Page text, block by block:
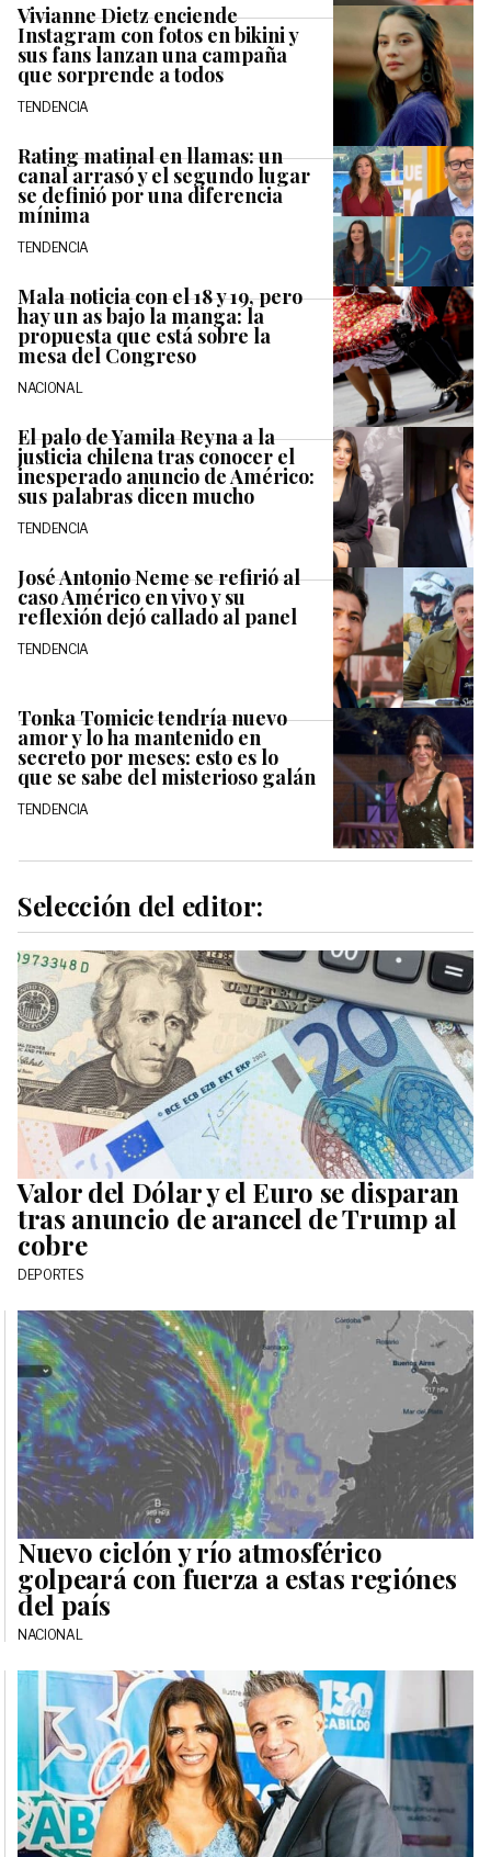
Vivianne Dietz enciende
Instagram con fotos en bikini y
sus fans lanzan una campaña
que sorprende a todos
TENDENCIA
Rating matinal en llamas: un
canal arrasó y el segundo lugar
se definió por una diferencia
mínima
TENDENCIA
Mala noticia con el 18 y 19, pero
hay un as bajo la manga: la
propuesta que está sobre la
mesa del Congreso
NACIONAL
El palo de Yamila Reyna a la
justicia chilena tras conocer el
inesperado anuncio de Américo:
sus palabras dicen mucho
TENDENCIA
José Antonio Neme se refirió al
caso Américo en vivo y su
reflexión dejó callado al panel
TENDENCIA
Tonka Tomicic tendría nuevo
amor y lo ha mantenido en
secreto por meses: esto es lo
que se sabe del misterioso galán
TENDENCIA
Selección del editor:
Valor del Dólar y el Euro se disparan
tras anuncio de arancel de Trump al
cobre
DEPORTES
Nuevo ciclón y río atmosférico
golpeará con fuerza a estas regiónes
del país
NACIONAL